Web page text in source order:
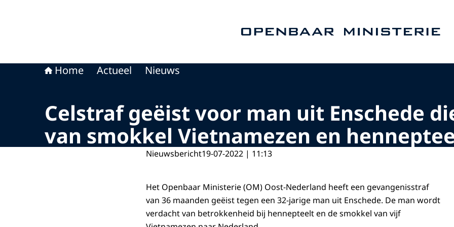
Home Actueel Nieuws
Celstraf geëist voor man uit Enschede
van smokkel Vietnamezen en
Nieuwsbericht19-07-2022 | 11:13
Het Openbaar Ministerie (OM) Oost-Nederland heeft een gevangenisstraf
van 36 maanden geëist tegen een 32-jarige man uit Enschede. De man wordt
verdacht van betrokkenheid bij hennepteelt en de smokkel van vijf